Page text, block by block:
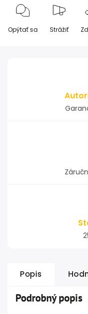
Opýtať sa Strážiť
Popis
Podrobný popis